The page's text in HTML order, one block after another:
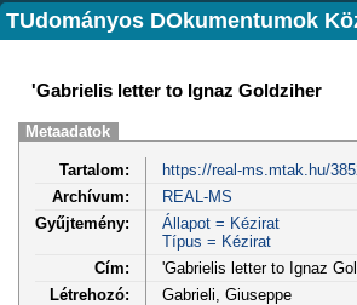
TUdományos DOkumentumok
'Gabrielis letter to Ignaz Goldziher
Metaadatok
Tartalom:
https://real-ms.mtak.hu/
Archívum:
REAL-MS
Gyűjtemény:
Állapot = Kézirat
Típus = Kézirat
Cím:
'Gabrielis letter to Ignaz
Létrehozó:
Gabrieli, Giuseppe